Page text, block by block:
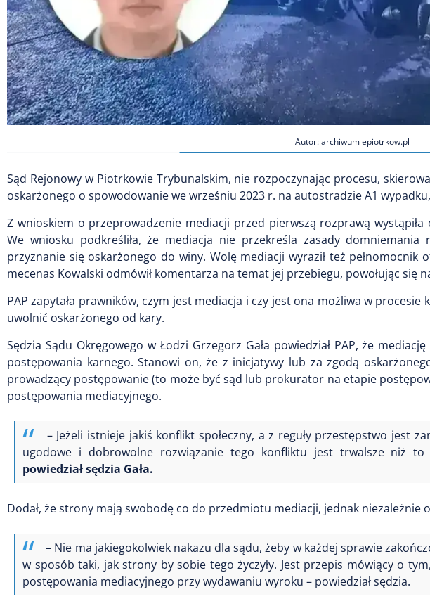
Autor: archiwum epiotrkow.pl
Sąd Rejonowy w Piotrkowie Trybunalskim, nie rozpoczynając procesu,
oskarżonego o spowodowanie we wrześniu 2023 r. na autostradzie A1
Z wnioskiem o przeprowadzenie mediacji przed pierwszą rozprawą
We wniosku podkreśliła, że mediacja nie przekreśla zasady
przyznanie się oskarżonego do winy. Wolę mediacji wyraził też pełnomocnik
mecenas Kowalski odmówił komentarza na temat jej przebiegu, powołując się
PAP zapytała prawników, czym jest mediacja i czy jest ona możliwa w
uwolnić oskarżonego od kary.
Sędzia Sądu Okręgowego w Łodzi Grzegorz Gała powiedział PAP, że
postępowania karnego. Stanowi on, że z inicjatywy lub za zgodą
prowadzący postępowanie (to może być sąd lub prokurator na etapie
postępowania mediacyjnego.
– Jeżeli istnieje jakiś konflikt społeczny, a z reguły przestępstwo jest
ugodowe i dobrowolne rozwiązanie tego konfliktu jest trwalsze niż
powiedział sędzia Gała.
Dodał, że strony mają swobodę co do przedmiotu mediacji, jednak niezależnie
– Nie ma jakiegokolwiek nakazu dla sądu, żeby w każdej sprawie
w sposób taki, jak strony by sobie tego życzyły. Jest przepis mówiący o
postępowania mediacyjnego przy wydawaniu wyroku – powiedział sędzia.